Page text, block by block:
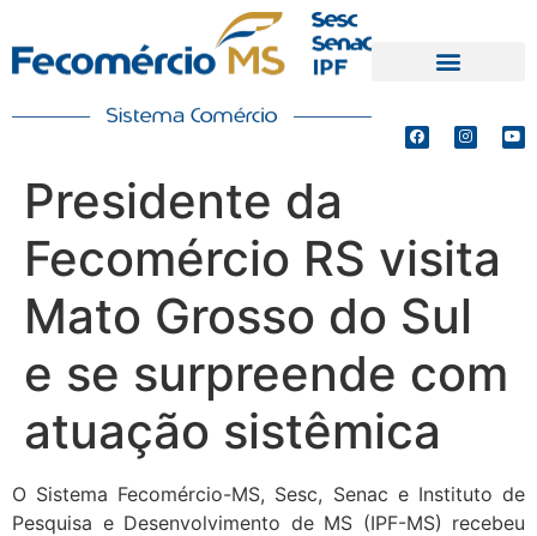
Presidente da
Fecomércio RS visita
Mato Grosso do Sul
e se surpreende com
atuação sistêmica
O Sistema Fecomércio-MS, Sesc, Senac e Instituto de
Pesquisa e Desenvolvimento de MS (IPF-MS) recebeu